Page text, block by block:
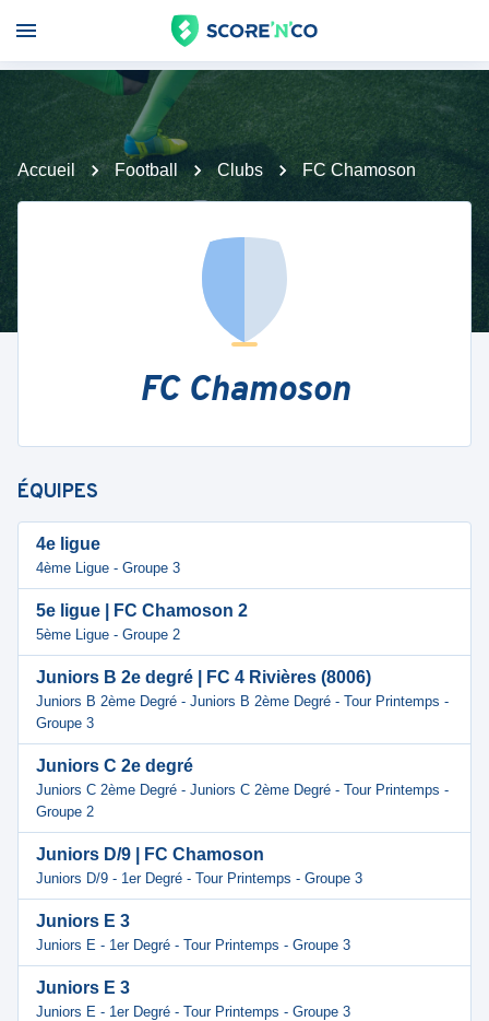
Accueil Football Clubs FC Chamoson
FC Chamoson
ÉQUIPES
4e ligue
4ème Ligue - Groupe 3
5e ligue | FC Chamoson 2
5ème Ligue - Groupe 2
Juniors B 2e degré | FC 4 Rivières (8006)
Juniors B 2ème Degré - Juniors B 2ème Degré - Tour Printemps -
Groupe 3
Juniors C 2e degré
Juniors C 2ème Degré - Juniors C 2ème Degré - Tour Printemps -
Groupe 2
Juniors D/9 | FC Chamoson
Juniors D/9 - 1er Degré - Tour Printemps - Groupe 3
Juniors E 3
Juniors E - 1er Degré - Tour Printemps - Groupe 3
Juniors E 3
Juniors E - 1er Degré - Tour Printemps - Groupe 3